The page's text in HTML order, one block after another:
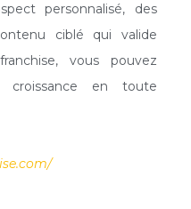
personnalisé, des
ciblé qui valide
vous pouvez
en toute